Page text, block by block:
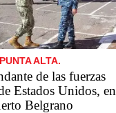
PUNTA ALTA.
de las fuerzas
Estados Unidos, en
Belgrano